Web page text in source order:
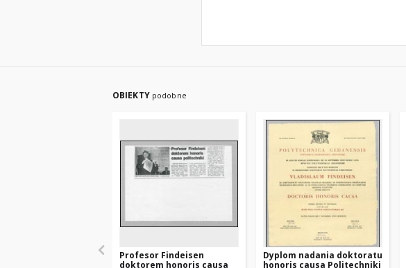
OBIEKTY podobne
Profesor Findeisen
doktorem honoris causa
Dyplom nadania doktoratu
honoris causa Politechniki